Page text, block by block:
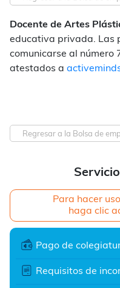
Para hacer
haga clic
Pago de
Requisitos de
Docente de Artes
educativa privada. Las
comunicarse al número
atestados a
Regresar a la Bolsa de